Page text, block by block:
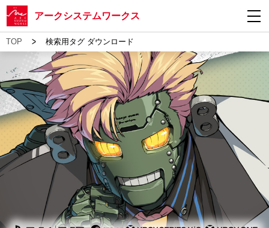
アークシステムワークス
TOP > 検索用タグ ダウンロード